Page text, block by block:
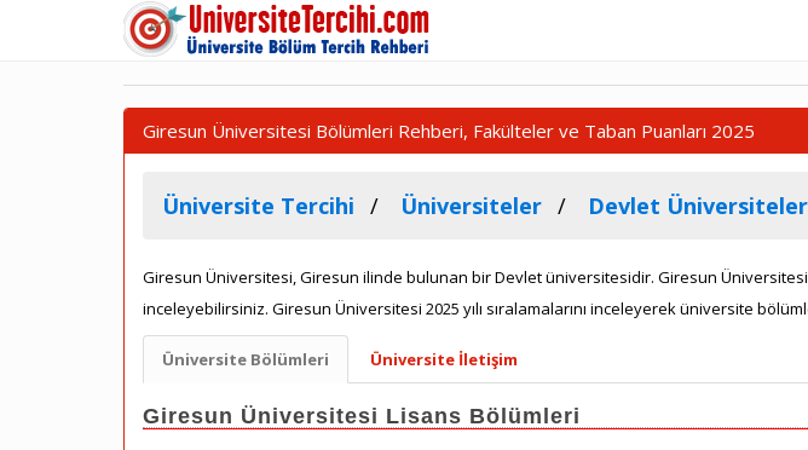
Giresun Üniversitesi Bölümleri Rehberi, Fakülteler ve Taban Puanları 2025
Üniversite Tercihi Üniversiteler Devlet
Giresun Üniversitesi, Giresun ilinde bulunan bir Devlet üniversitesidir. Giresun Üniversitesi
inceleyebilirsiniz. Giresun Üniversitesi 2025 yılı sıralamalarını inceleyerek üniversite
Üniversite Bölümleri Üniversite İletişim
Giresun Üniversitesi Lisans Bölümleri